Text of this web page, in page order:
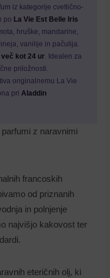
iz kategorije cvetlično-
po La Vie Est Belle Iris
hruške, mandarine,
vanilije in pačulija.
več kot 24 ur. Idealen za
priložnosti.
originalnemu La Vie
priAladdin
z naravnimi
francoskih
od priznanih
in polnjenje
najvišjo kakovost ter
eteričnih olj, ki